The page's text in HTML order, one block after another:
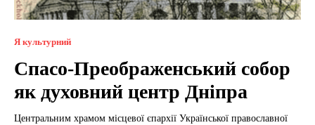
Я культурний
Спасо-Преображенський собор
як духовний центр Дніпра
Центральним храмом місцевої єпархії Української православної